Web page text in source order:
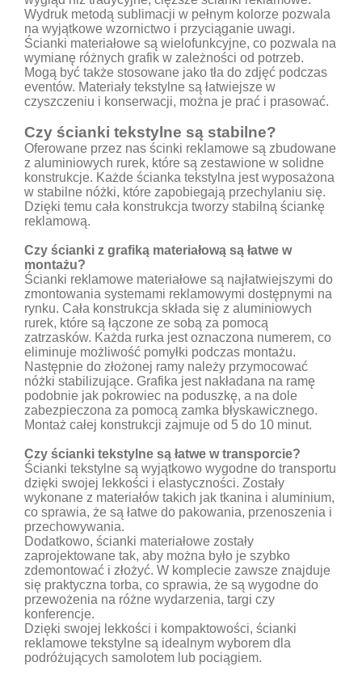
Wydruk metodą sublimacji w pełnym kolorze pozwala
na wyjątkowe wzornictwo i przyciąganie uwagi.
Ścianki materiałowe są wielofunkcyjne, co pozwala na
wymianę różnych grafik w zależności od potrzeb.
Mogą być także stosowane jako tła do zdjęć podczas
eventów. Materiały tekstylne są łatwiejsze w
czyszczeniu i konserwacji, można je prać i prasować.
Czy ścianki tekstylne są stabilne?
Oferowane przez nas ścinki reklamowe są zbudowane
z aluminiowych rurek, które są zestawione w solidne
konstrukcje. Każde ścianka tekstylna jest wyposażona
w stabilne nóżki, które zapobiegają przechylaniu się.
Dzięki temu cała konstrukcja tworzy stabilną ściankę
reklamową.
Czy ścianki z grafiką materiałową są łatwe w
montażu?
Ścianki reklamowe materiałowe są najłatwiejszymi do
zmontowania systemami reklamowymi dostępnymi na
rynku. Cała konstrukcja składa się z aluminiowych
rurek, które są łączone ze sobą za pomocą
zatrzasków. Każda rurka jest oznaczona numerem, co
eliminuje możliwość pomyłki podczas montażu.
Następnie do złożonej ramy należy przymocować
nóżki stabilizujące. Grafika jest nakładana na ramę
podobnie jak pokrowiec na poduszkę, a na dole
zabezpieczona za pomocą zamka błyskawicznego.
Montaż całej konstrukcji zajmuje od 5 do 10 minut.
Czy ścianki tekstylne są łatwe w transporcie?
Ścianki tekstylne są wyjątkowo wygodne do transportu
dzięki swojej lekkości i elastyczności. Zostały
wykonane z materiałów takich jak tkanina i aluminium,
co sprawia, że są łatwe do pakowania, przenoszenia i
przechowywania.
Dodatkowo, ścianki materiałowe zostały
zaprojektowane tak, aby można było je szybko
zdemontować i złożyć. W komplecie zawsze znajduje
się praktyczna torba, co sprawia, że są wygodne do
przewożenia na różne wydarzenia, targi czy
konferencje.
Dzięki swojej lekkości i kompaktowości, ścianki
reklamowe tekstylne są idealnym wyborem dla
podróżujących samolotem lub pociągiem.